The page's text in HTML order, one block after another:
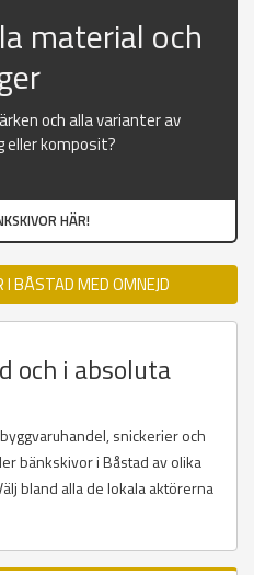
material och
och alla varianter av
eller komposit?
HÄR!
BÅSTAD MED OMNEJD
och i absoluta
snickerier och
bänkskivor i Båstad av olika
bland alla de lokala aktörerna